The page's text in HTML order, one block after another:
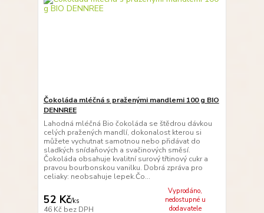
Čokoláda mléčná s praženými mandlemi 100 g BIO
DENNREE
Lahodná mléčná Bio čokoláda se štědrou dávkou
celých pražených mandlí, dokonalost kterou si
můžete vychutnat samotnou nebo přidávat do
sladkých snídaňových a svačinových směsí.
Čokoláda obsahuje kvalitní surový třtinový cukr a
pravou bourbonskou vanilku. Dobrá zpráva pro
celiaky: neobsahuje lepek.Čo...
52 Kč/ks
46 Kč bez DPH
Vyprodáno,
nedostupné u
dodavatele